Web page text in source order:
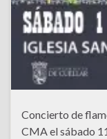
Concierto de
CMA el sábado